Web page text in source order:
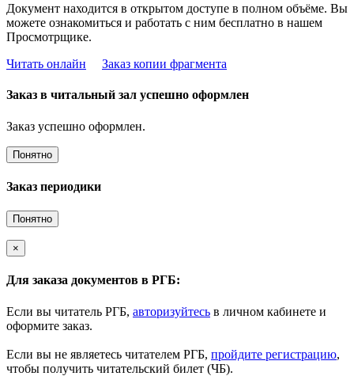
Документ находится в открытом доступе в полном объёме. Вы
можете ознакомиться и работать с ним бесплатно в нашем
Просмотрщике.
Читать онлайн
Заказ копии фрагмента
Заказ в читальный зал успешно оформлен
Заказ успешно оформлен.
Понятно
Заказ периодики
Понятно
×
Для заказа документов в РГБ:
Если вы читатель РГБ, авторизуйтесь в личном кабинете и
оформите заказ.
Если вы не являетесь читателем РГБ, пройдите регистрацию,
чтобы получить читательский билет (ЧБ).